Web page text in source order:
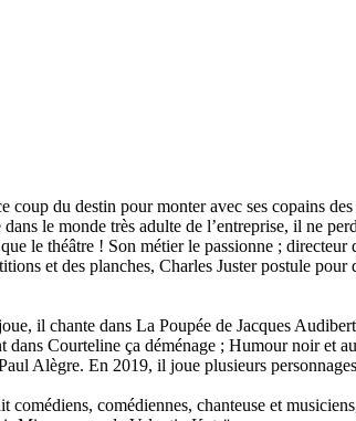
coup du destin pour monter avec ses copains
le monde très adulte de l’entreprise, il ne
le théâtre ! Son métier le passionne ;
et des planches, Charles Juster postule
il chante dans La Poupée de Jacques
dans Courteline ça déménage ; Humour noir et
Alègre. En 2019, il joue plusieurs
comédiens, comédiennes, chanteuse et